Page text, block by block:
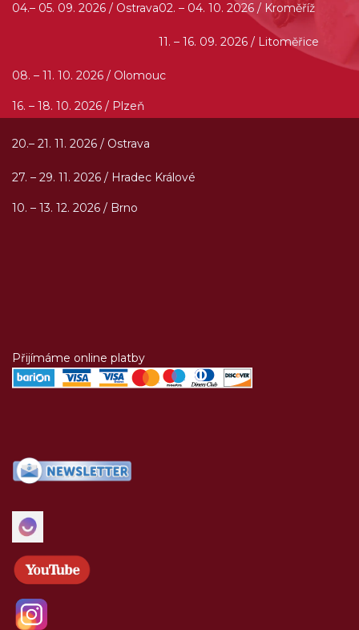
04.– 05. 09. 2026 / Ostrava02. – 04. 10. 2026 / Kroměříž
11. – 16. 09. 2026 / Litoměřice
08. – 11. 10. 2026 / Olomouc
16. – 18. 10. 2026 / Plzeň
20.– 21. 11. 2026 / Ostrava
27. – 29. 11. 2026 / Hradec Králové
10. – 13. 12. 2026 / Brno
Přijímáme online platby